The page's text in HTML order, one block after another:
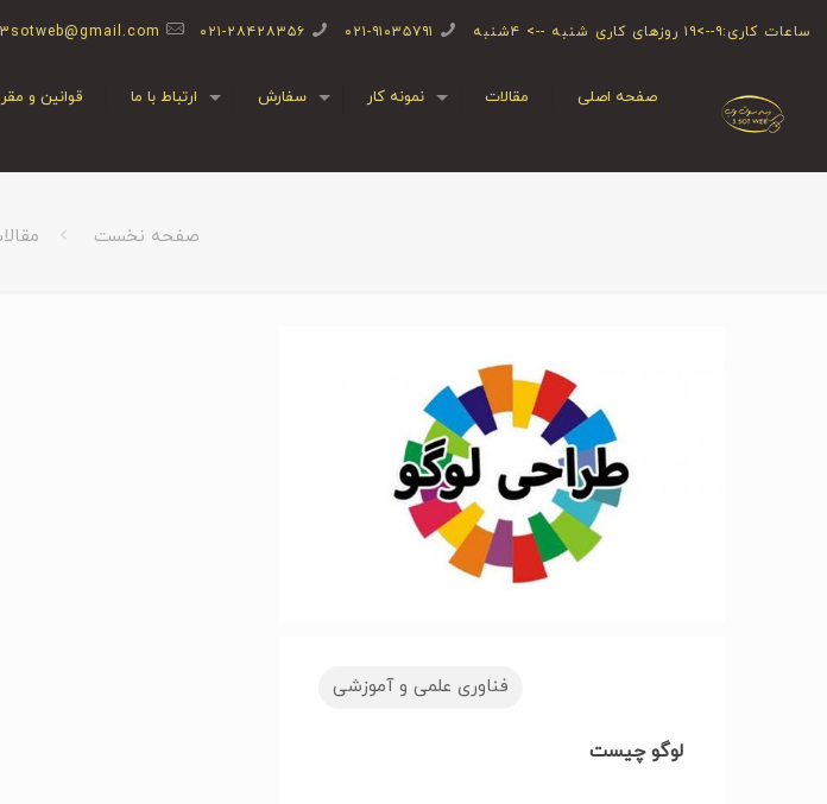
ساعات کاری:۹-->۱۹ روزهای کاری شنبه --> ۴شنبه ۰۲۱-۹۱۰۳۵۷۹۱ ۰۲۱-۲۸۴۲۸۳۵۶
صفحه اصلی مقالات نمونه کار سفارش ارتباط با ما قوانین و
صفحه نخست
فناوری علمی و آموزشی
لوگو چیست